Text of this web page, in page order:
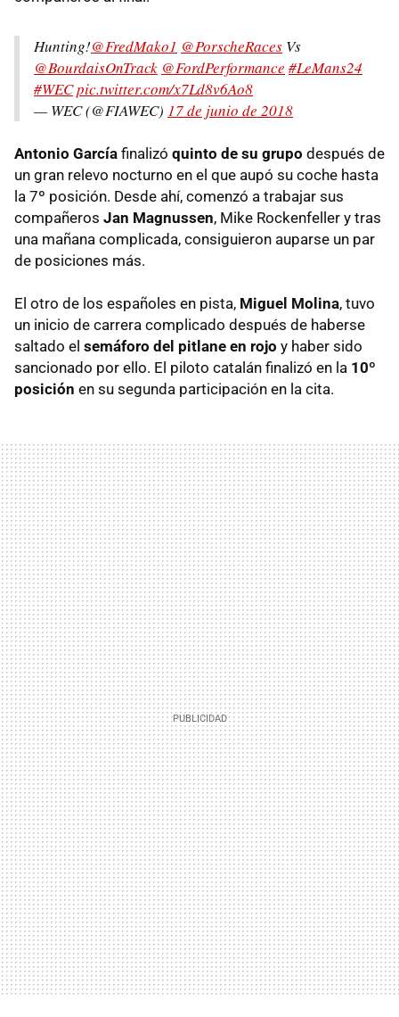
Hunting!@FredMako1 @PorscheRaces Vs
@BourdaisOnTrack @FordPerformance #LeMans24
#WECpic.twitter.com/x7Ld8v6Ao8
— WEC (@FIAWEC) 17 de junio de 2018
Antonio García finalizó quinto de su grupo después de
un gran relevo nocturno en el que aupó su coche hasta
la 7º posición. Desde ahí, comenzó a trabajar sus
compañeros Jan Magnussen, Mike Rockenfeller y tras
una mañana complicada, consiguieron auparse un par
de posiciones más.
El otro de los españoles en pista, Miguel Molina, tuvo
un inicio de carrera complicado después de haberse
saltado el semáforo del pitlane en rojo y haber sido
sancionado por ello. El piloto catalán finalizó en la 10º
posición en su segunda participación en la cita.